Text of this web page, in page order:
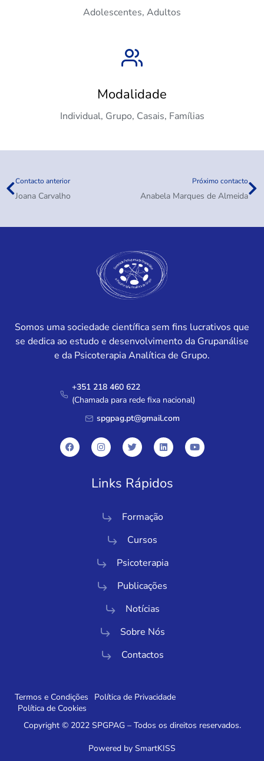
Adolescentes, Adultos
Modalidade
Individual, Grupo, Casais, Famílias
Contacto anterior
Joana Carvalho
Próximo contacto
Anabela Marques de Almeida
Somos uma sociedade científica sem fins lucrativos que
se dedica ao estudo e desenvolvimento da Grupanálise
e da Psicoterapia Analítica de Grupo.
+351 218 460 622
(Chamada para rede fixa nacional)
spgpag.pt@gmail.com
Links Rápidos
Formação
Cursos
Psicoterapia
Publicações
Notícias
Sobre Nós
Contactos
Termos e Condições
Política de Privacidade
Política de Cookies
Copyright © 2022 SPGPAG – Todos os direitos reservados.
Powered by SmartKISS